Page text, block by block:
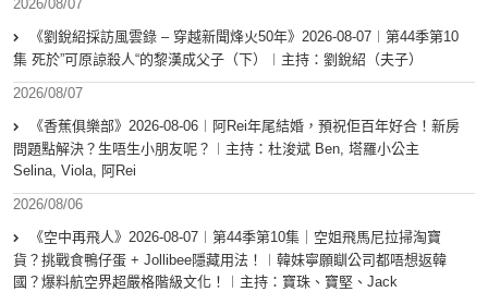
2026/08/07
《劉銳紹採訪風雲錄 – 穿越新聞烽火50年》2026-08-07︱第44季第10
集 死於”可原諒殺人“的黎漢成父子（下）︱主持：劉銳紹（夫子）
2026/08/07
《香蕉俱樂部》2026-08-06︱阿Rei年尾結婚，預祝佢百年好合！新房
問題點解決？生唔生小朋友呢？︱主持：杜浚斌 Ben, 塔羅小公主
Selina, Viola, 阿Rei
2026/08/06
《空中再飛人》2026-08-07︱第44季第10集｜空姐飛馬尼拉掃淘寶
貨？挑戰食鴨仔蛋 + Jollibee隱藏用法！︱韓妹寧願瞓公司都唔想返韓
國？爆料航空界超嚴格階級文化！︱主持：寶珠、寶堅、Jack